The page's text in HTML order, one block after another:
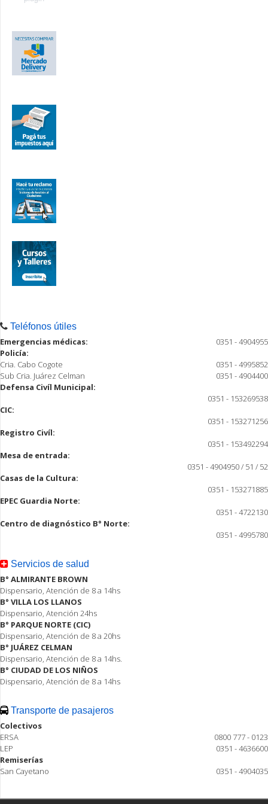
Teléfonos útiles
Emergencias médicas:
0351 - 4904955
Policía:
Cria. Cabo Cogote
0351 - 4995852
Sub Cria. Juárez Celman
0351 - 4904400
Defensa Civíl Municipal:
0351 - 153269538
CIC:
0351 - 153271256
Registro Civíl:
0351 - 153492294
Mesa de entrada:
0351 - 4904950 / 51 / 52
Casas de la Cultura:
0351 - 153271885
EPEC Guardia Norte:
0351 - 4722130
Centro de diagnóstico B° Norte:
0351 - 4995780
Servicios de salud
B° ALMIRANTE BROWN
Dispensario, Atención de 8 a 14hs
B° VILLA LOS LLANOS
Dispensario, Atención 24hs
B° PARQUE NORTE (CIC)
Dispensario, Atención de 8 a 20hs
B° JUÁREZ CELMAN
Dispensario, Atención de 8 a 14hs.
B° CIUDAD DE LOS NIÑOS
Dispensario, Atención de 8 a 14hs
Transporte de pasajeros
Colectivos
ERSA
0800 777 - 0123
LEP
0351 - 4636600
Remiserías
San Cayetano
0351 - 4904035